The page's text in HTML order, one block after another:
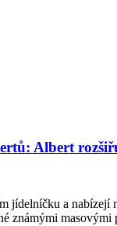
Albert
jídelníčku a
známými